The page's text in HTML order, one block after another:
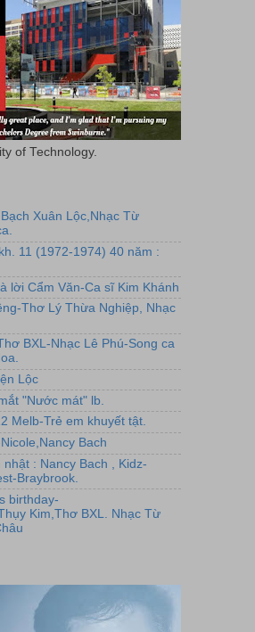
of Technology.
Xuân Lộc,Nhạc Từ
11 (1972-1974) 40 năm :
lời Cẩm Văn-Ca sĩ Kim Khánh
Thơ Lý Thừa Nghiệp, Nhạc
BXL-Nhạc Lê Phú-Song ca
Lộc
"Nước mát" lb.
Melb-Trẻ em khuyết tật.
Bach
: Nancy Bach , Kidz-
Braybrook.
birthday-
Kim,Thơ BXL. Nhạc Từ